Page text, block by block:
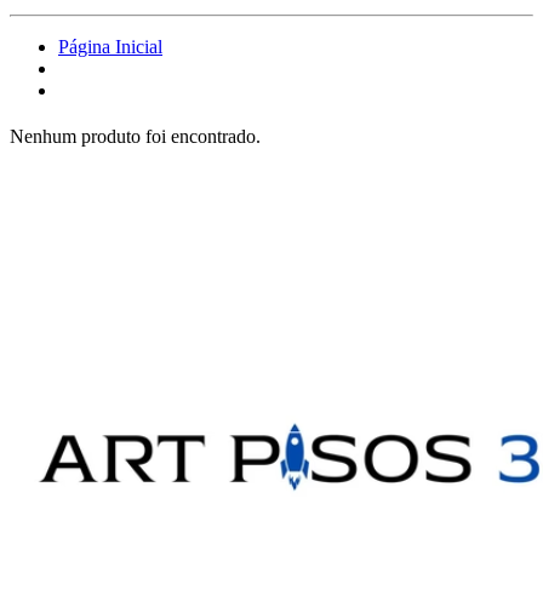
Página Inicial
Nenhum produto foi encontrado.